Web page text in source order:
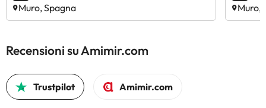
Muro, Spagna Muro,
Recensioni su Amimir.com
Trustpilot Amimir.com